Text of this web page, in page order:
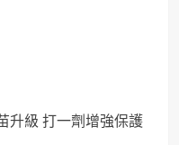
升級 打一劑增強保護